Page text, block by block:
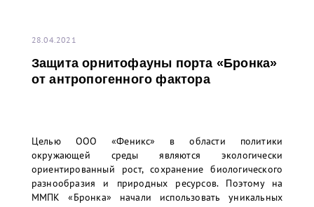
28.04.2021
Защита орнитофауны порта «Бронка»
от антропогенного фактора
Целью ООО «Феникс» в области политики
окружающей среды являются экологически
ориентированный рост, сохранение биологического
разнообразия и природных ресурсов. Поэтому на
ММПК «Бронка» начали использовать уникальных